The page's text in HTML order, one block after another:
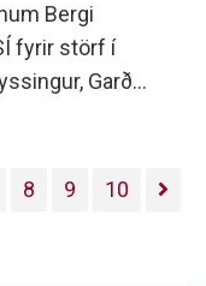
Bergi
fyrir störf í
Garðar
8 9 10